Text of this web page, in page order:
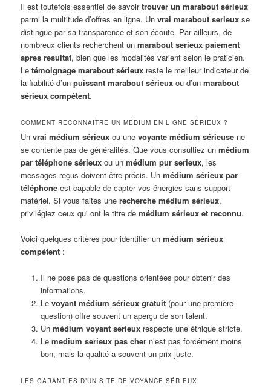
Il est toutefois essentiel de savoirtrouver un marabout sérieux
parmi la multitude d’offres en ligne. Unvrai marabout serieux se
distingue par sa transparence et son écoute. Par ailleurs, de
nombreux clients recherchent unmarabout serieux paiement
apres resultat, bien que les modalités varient selon le praticien.
Letémoignage marabout sérieux reste le meilleur indicateur de
la fiabilité d’unpuissant marabout sérieux ou d’unmarabout
sérieux compétent.
COMMENT RECONNAÎTRE UN MÉDIUM EN LIGNE SÉRIEUX ?
Unvrai médium sérieux ou unevoyante médium sérieuse ne
se contente pas de généralités. Que vous consultiez unmédium
par téléphone sérieux ou unmédium pur serieux, les
messages reçus doivent être précis. Unmédium sérieux par
téléphone est capable de capter vos énergies sans support
matériel. Si vous faites unerecherche médium sérieux,
privilégiez ceux qui ont le titre demédium sérieux et reconnu.
Voici quelques critères pour identifier unmédium sérieux
compétent :
Il ne pose pas de questions orientées pour obtenir des
informations.
Le voyant médium sérieux gratuit(pour une première
question) offre souvent un aperçu de son talent.
Un médium voyant serieuxrespecte une éthique stricte.
Le medium serieux pas chern’est pas forcément moins
bon, mais la qualité a souvent un prix juste.
LES GARANTIES D’UN SITE DE VOYANCE SÉRIEUX